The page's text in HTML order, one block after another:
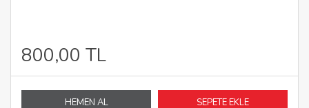
800,00 TL
HEMEN AL SEPETE EKLE